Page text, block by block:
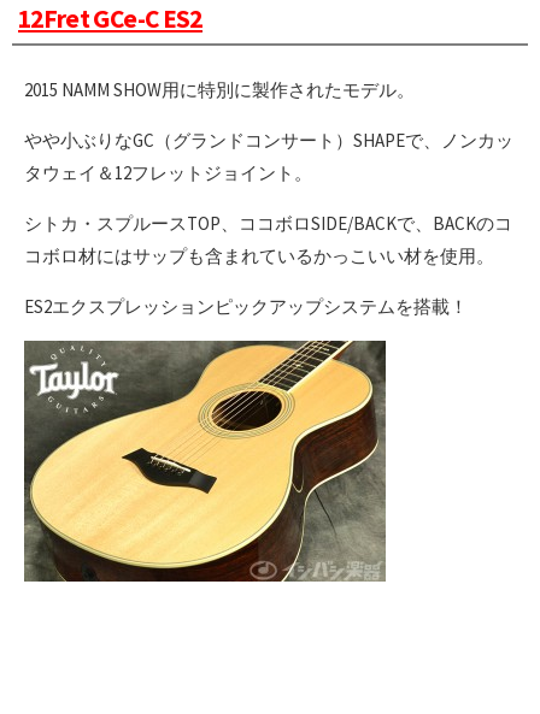
12Fret GCe-C ES2
2015 NAMM SHOW用に特別に製作されたモデル。
やや小ぶりなGC（グランドコンサート）SHAPEで、ノンカッ
タウェイ＆12フレットジョイント。
シトカ・スプルースTOP、ココボロSIDE/BACKで、BACKのコ
コボロ材にはサップも含まれているかっこいい材を使用。
ES2エクスプレッションピックアップシステムを搭載！